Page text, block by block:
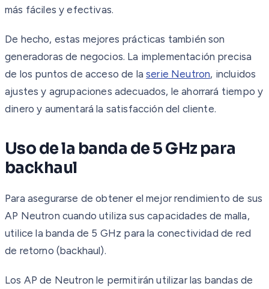
más fáciles y efectivas.
De hecho, estas mejores prácticas también son
generadoras de negocios. La implementación precisa
de los puntos de acceso de laserie Neutron, incluidos
ajustes y agrupaciones adecuados, le ahorrará tiempo y
dinero y aumentará la satisfacción del cliente.
Uso de la banda de 5 GHz para
backhaul
Para asegurarse de obtener el mejor rendimiento de sus
AP Neutron cuando utiliza sus capacidades de malla,
utilice la banda de 5 GHz para la conectividad de red
de retorno (backhaul).
Los AP de Neutron le permitirán utilizar las bandas de